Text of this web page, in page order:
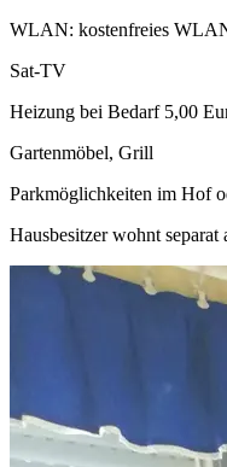
WLAN: kostenfreies
Sat-TV
Heizung bei Bedarf 5,00
Gartenmöbel, Grill
Parkmöglichkeiten im Hof
Hausbesitzer wohnt separat